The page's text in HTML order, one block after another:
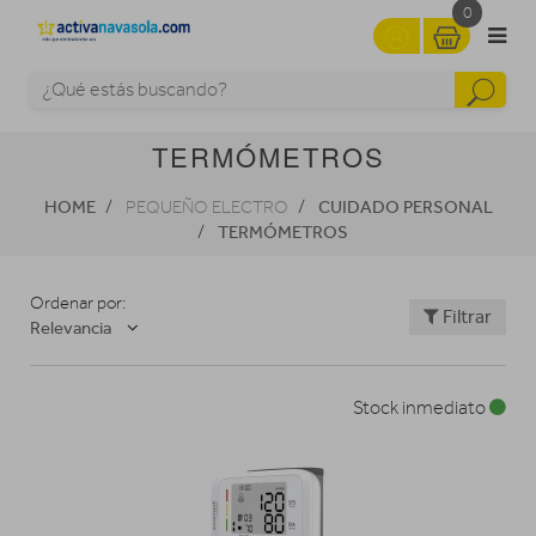
0
TERMÓMETROS
HOME PEQUEÑO ELECTRO
CUIDADO PERSONAL
TERMÓMETROS
Ordenar por:
Relevancia
Filtrar
Stock inmediato